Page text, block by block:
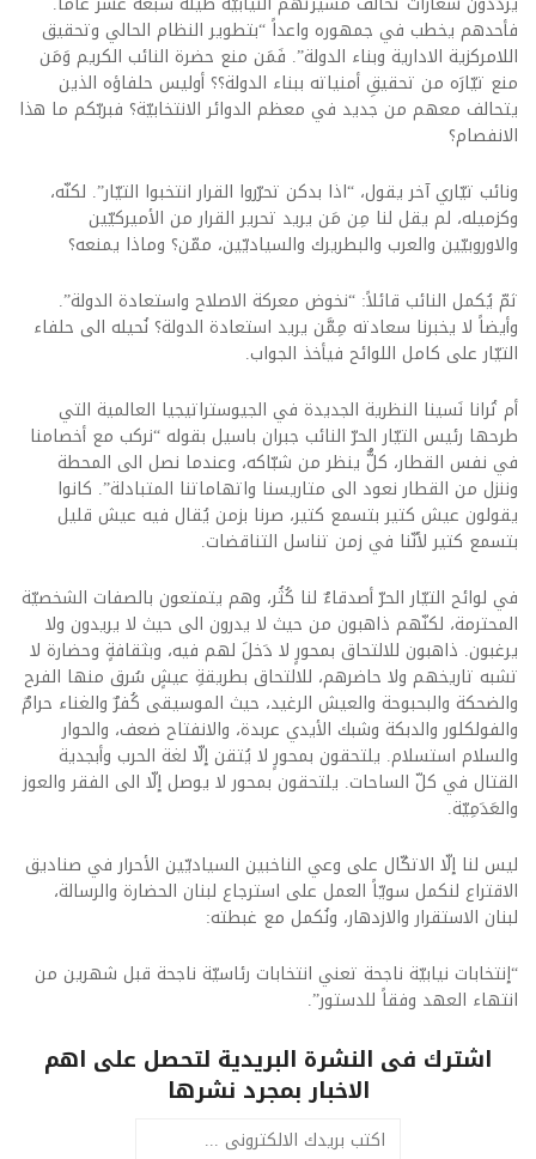
فأحدهم يخطب في جمهوره واعداً “بتطوير النظام الحالي وتحقيق
اللامركزية الادارية وبناء الدولة”. فَمَن منع حضرة النائب الكريم وَمَن
منع تيّارَه من تحقيقِ أمنياته ببناء الدولة؟؟ أوليس حلفاؤه الذين
يتحالف معهم من جديد في معظم الدوائر الانتخابيّة؟ فبربّكم ما هذا
الانفصام؟
ونائب تيّاري آخر يقول، “اذا بدكن تحرّروا القرار انتخبوا التيّار”. لكنّه،
وكزميله، لم يقل لنا مِن مَن يريد تحرير القرار من الأميركيّين
والاوروبيّين والعرب والبطريرك والسياديّين، ممّن؟ وماذا يمنعه؟
ثمّ يُكمل النائب قائلاً: “نخوض معركة الاصلاح واستعادة الدولة”.
وأيضاً لا يخبرنا سعادته مِمَّن يريد استعادة الدولة؟ نُحيله الى حلفاء
التيّار على كامل اللوائح فيأخذ الجواب.
أم تُرانا نَسينا النظرية الجديدة في الجيوستراتيجيا العالمية التي
طرحها رئيس التيّار الحرّ النائب جبران باسيل بقوله “نركب مع أخصامنا
في نفس القطار، كلٌّ ينظر من شبّاكه، وعندما نصل الى المحطة
وننزل من القطار نعود الى متاريسنا واتهاماتنا المتبادلة”. كانوا
يقولون عيش كتير بتسمع كتير، صرنا بزمن يُقال فيه عيش قليل
بتسمع كتير لأنّنا في زمن تناسل التناقضات.
في لوائح التيّار الحرّ أصدقاءٌ لنا كُثُر، وهم يتمتعون بالصفات الشخصيّة
المحترمة، لكنّهم ذاهبون من حيث لا يدرون الى حيث لا يريدون ولا
يرغبون. ذاهبون للالتحاق بمحورٍ لا دَخلَ لهم فيه، وبثقافةٍ وحضارة لا
تشبه تاريخهم ولا حاضرهم، للالتحاق بطريقةِ عيشٍ سُرق منها الفرح
والضحكة والبحبوحة والعيش الرغيد، حيث الموسيقى كُفرٌ والغناء حرامٌ
والفولكلور والدبكة وشبك الأيدي عربدة، والانفتاح ضعف، والحوار
والسلام استسلام. يلتحقون بمحورٍ لا يُتقن إلّا لغة الحرب وأبجدية
القتال في كلّ الساحات. يلتحقون بمحور لا يوصل إلّا الى الفقر والعوز
والعَدَمِيّة.
ليس لنا إلّا الاتكّال على وعي الناخبين السياديّين الأحرار في صناديق
الاقتراع لنكمل سويّاً العمل على استرجاع لبنان الحضارة والرسالة،
لبنان الاستقرار والازدهار، ونُكمل مع غبطته:
“إنتخابات نيابيّة ناجحة تعني انتخابات رئاسيّة ناجحة قبل شهرين من
انتهاء العهد وفقاً للدستور”.
اشترك فى النشرة البريدية لتحصل على اهم
الاخبار بمجرد نشرها